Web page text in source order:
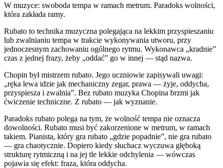
W muzyce: swoboda tempa w ramach metrum. Paradoks wolności,
która zakłada ramy.
Rubato to technika muzyczna polegająca na lekkim przyspieszaniu
lub zwalnianiu tempa w trakcie wykonywania utworu, przy
jednoczesnym zachowaniu ogólnego rytmu. Wykonawca „kradnie”
czas z jednej frazy, żeby „oddać” go w innej — stąd nazwa.
Chopin był mistrzem rubato. Jego uczniowie zapisywali uwagi:
„ręka lewa idzie jak mechaniczny zegar, prawa — żyje, oddycha,
przyspiesza i zwalnia”. Bez rubato muzyka Chopina brzmi jak
ćwiczenie techniczne. Z rubato — jak wyznanie.
Paradoks rubato polega na tym, że wolność tempa nie oznacza
dowolności. Rubato musi być zakorzenione w metrum, w ramach
takiem. Pianista, który gra rubato „gdzie popadnie”, nie gra rubato
— gra chaotycznie. Dopiero kiedy słuchacz wyczuwa głęboką
strukturę rytmiczną i na jej tle lekkie odchylenia — wówczas
pojawia się efekt: fraza, która oddycha.